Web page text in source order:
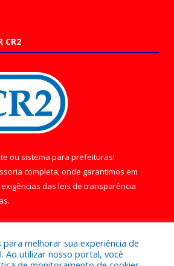
CR2
ou sistema para prefeituras!
completa, onde garantimos em
das leis de transparência
para melhorar sua experiência de
Ao utilizar nosso portal, você